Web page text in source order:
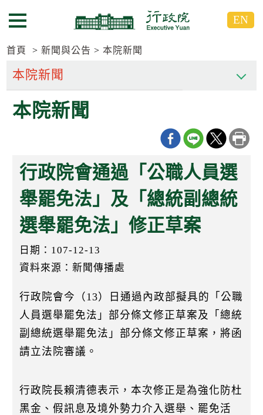
到
要
區
到
要
區
選單按鈕 EN
首頁 新聞與公告 本院新聞
本院新聞
行政院會通過「公職人員選
舉罷免法」及「總統副總統
選舉罷免法」修正草案
日期：107-12-13
資料來源：新聞傳播處
行政院會今（13）日通過內政部擬具的「公職
人員選舉罷免法」部分條文修正草案及「總統
副總統選舉罷免法」部分條文修正草案，將函
請立法院審議。
行政院長賴清德表示，本次修正是為強化防杜
黑金、假訊息及境外勢力介入選舉、罷免活